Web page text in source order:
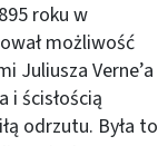
roku w
możliwość
Juliusza Verne’a
i ścisłością
odrzutu. Była to